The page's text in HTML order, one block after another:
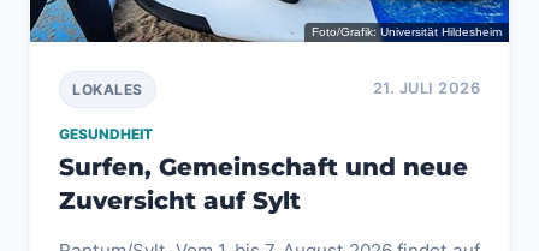
Foto/Grafik: Universität Hildesheim
21. JULI 2026
LOKALES
GESUNDHEIT
Surfen, Gemeinschaft und neue
Zuversicht auf Sylt